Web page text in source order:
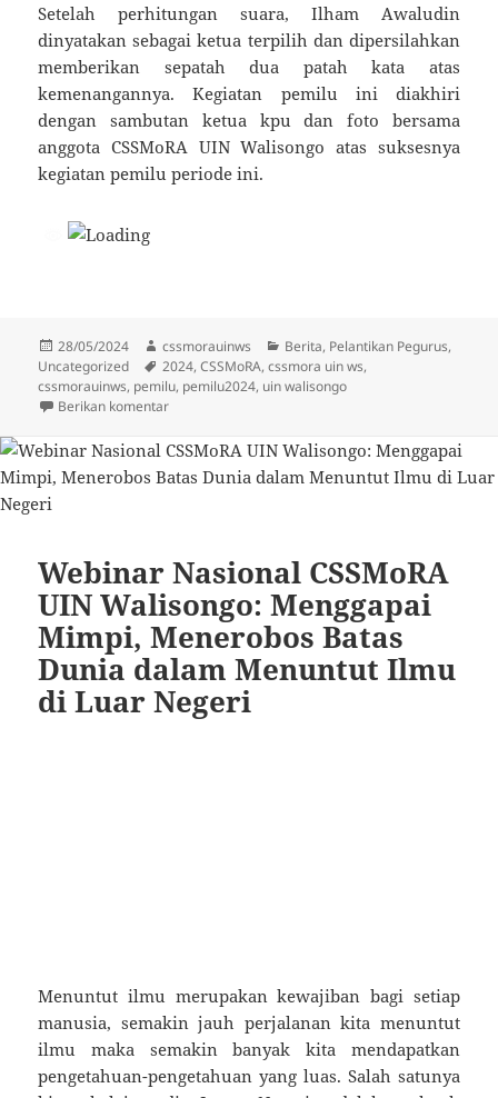
Setelah perhitungan suara, Ilham Awaludin
dinyatakan sebagai ketua terpilih dan dipersilahkan
memberikan sepatah dua patah kata atas
kemenangannya. Kegiatan pemilu ini diakhiri
dengan sambutan ketua kpu dan foto bersama
anggota CSSMoRA UIN Walisongo atas suksesnya
kegiatan pemilu periode ini.
Diposkan
pada
28/05/2024 Penulis
cssmorauinws Kategori
Berita, Pelantikan Pegurus,
Uncategorized
Tag
2024,CSSMoRA,cssmora uin ws,
cssmorauinws, pemilu, pemilu2024, uin walisongo
Berikan komentaruntuk Pemilihan Ketua Umum CSSMoRA UIN
Webinar Nasional CSSMoRA
UIN Walisongo: Menggapai
Mimpi, Menerobos Batas
Dunia dalam Menuntut Ilmu
di Luar Negeri
Menuntut ilmu merupakan kewajiban bagi setiap
manusia, semakin jauh perjalanan kita menuntut
ilmu maka semakin banyak kita mendapatkan
pengetahuan-pengetahuan yang luas. Salah satunya